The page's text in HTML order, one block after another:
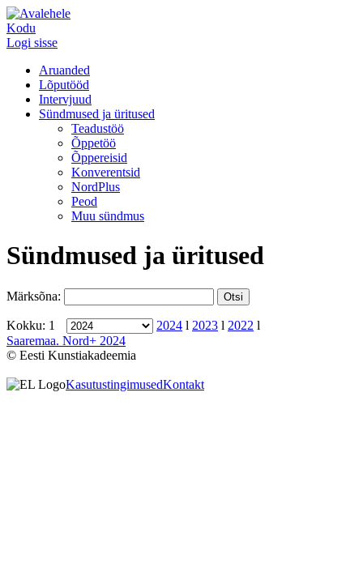
Kodu
Logi sisse
Aruanded
Lõputööd
Intervjuud
Sündmused ja üritused
Teadustöö
Õppetöö
Õppereisid
Konverentsid
NordPlus
Peod
Muu sündmus
Sündmused ja üritused
Märksõna:
Kokku: 1 2024 l 2023 l 2022 l
Saaremaa. Nord+ 2024
© Eesti Kunstiakadeemia
KasutustingimusedKontakt